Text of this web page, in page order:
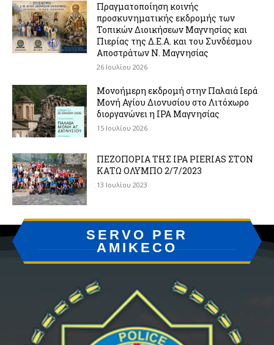
Πραγματοποίηση κοινής
προσκυνηματικής εκδρομής των
Τοπικών Διοικήσεων Μαγνησίας και
Πιερίας της Δ.Ε.Α. και του Συνδέσμου
Αποστράτων Ν. Μαγνησίας
26 Ιουλίου 2026
Μονοήμερη εκδρομή στην Παλαιά Ιερά
Μονή Αγίου Διονυσίου στο Λιτόχωρο
διοργανώνει η IPA Μαγνησίας
15 Ιουλίου 2026
ΠΕΖΟΠΟΡΙΑ ΤΗΣ IPA PIERIAS ΣΤΟΝ
ΚΑΤΩ ΟΛΥΜΠΟ 2/7/2023
13 Ιουλίου 2023
SERVO PER
AMIKECO